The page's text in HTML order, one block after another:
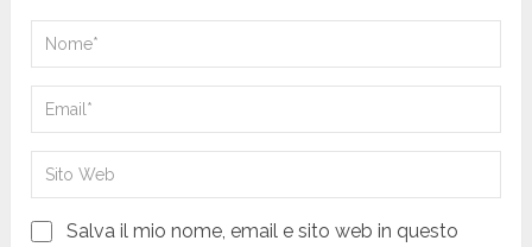
Salva il mio nome, email e sito web in questo